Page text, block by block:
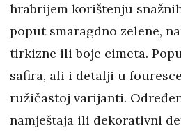
hrabrijem korištenju
poput smaragdno zelene,
tirkizne ili boje cimeta.
safira, ali i detalji u
ružičastoj varijanti.
namještaja ili dekorativni